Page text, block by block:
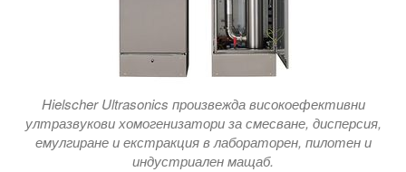
Hielscher Ultrasonics произвежда високоефективни
ултразвукови хомогенизатори за смесване, дисперсия,
емулгиране и екстракция в лабораторен, пилотен и
индустриален мащаб.